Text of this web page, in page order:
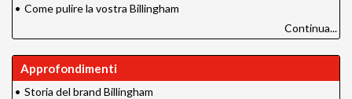
• Come pulire la vostra Billingham
Continua...
Approfondimenti
• Storia del brand Billingham